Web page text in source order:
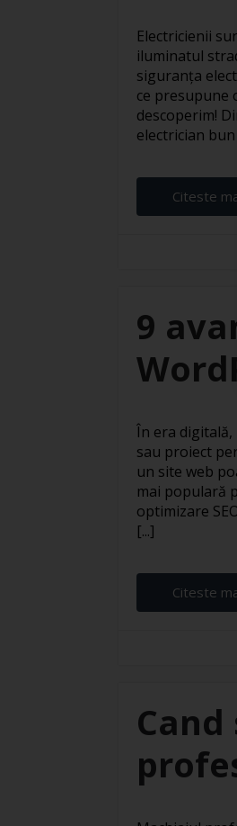
Electricienii
iluminatul
siguranța
ce presupune
descoperim!
electrician bun
Citeste
9
În era
sau proiect
un site web
mai populară
optimizare
[...]
Citeste